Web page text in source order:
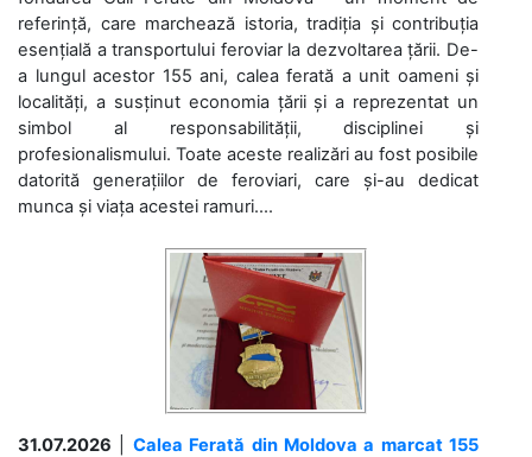
referință, care marchează istoria, tradiția și contribuția
esențială a transportului feroviar la dezvoltarea țării. De-
a lungul acestor 155 ani, calea ferată a unit oameni și
localități, a susținut economia țării și a reprezentat un
simbol al responsabilității, disciplinei și
profesionalismului. Toate aceste realizări au fost posibile
datorită generațiilor de feroviari, care și-au dedicat
munca și viața acestei ramuri....
31.07.2026
Calea Ferată din Moldova a marcat 155